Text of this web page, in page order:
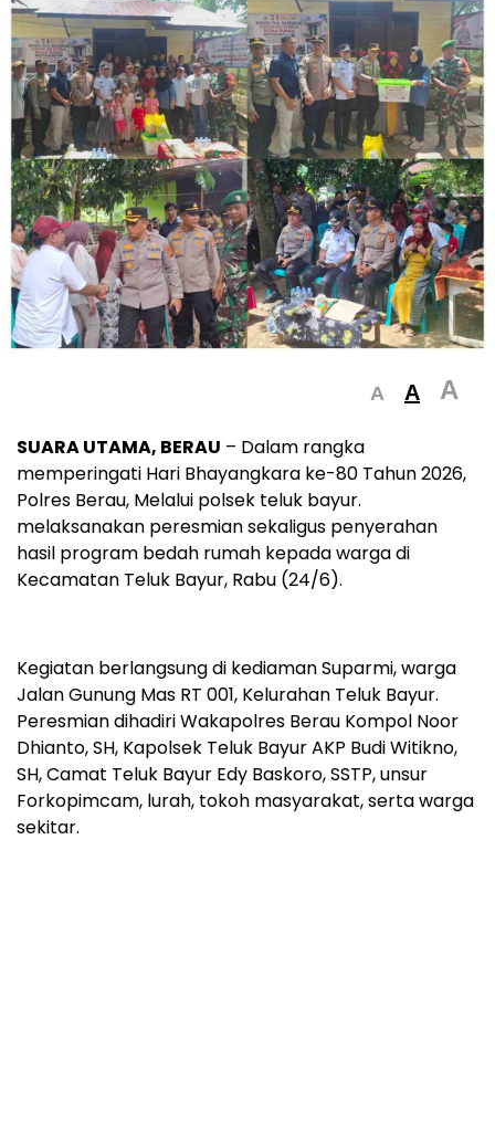
A A A
SUARA UTAMA, BERAU – Dalam rangka
memperingati Hari Bhayangkara ke-80 Tahun 2026,
Polres Berau, Melalui polsek teluk bayur.
melaksanakan peresmian sekaligus penyerahan
hasil program bedah rumah kepada warga di
Kecamatan Teluk Bayur, Rabu (24/6).
‎Kegiatan berlangsung di kediaman Suparmi, warga
Jalan Gunung Mas RT 001, Kelurahan Teluk Bayur.
Peresmian dihadiri Wakapolres Berau Kompol Noor
Dhianto, SH, Kapolsek Teluk Bayur AKP Budi Witikno,
SH, Camat Teluk Bayur Edy Baskoro, SSTP, unsur
Forkopimcam, lurah, tokoh masyarakat, serta warga
sekitar.